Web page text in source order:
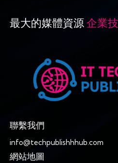
最大的媒體資源 企業技
聯繫我們
info@techpublishhhub.com
網站地圖